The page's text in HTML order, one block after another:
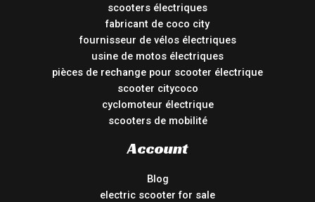
scooters électriques
fabricant de coco city
fournisseur de vélos électriques
usine de motos électriques
pièces de rechange pour scooter électrique
scooter citycoco
cyclomoteur électrique
scooters de mobilité
Account
Blog
electric scooter for sale